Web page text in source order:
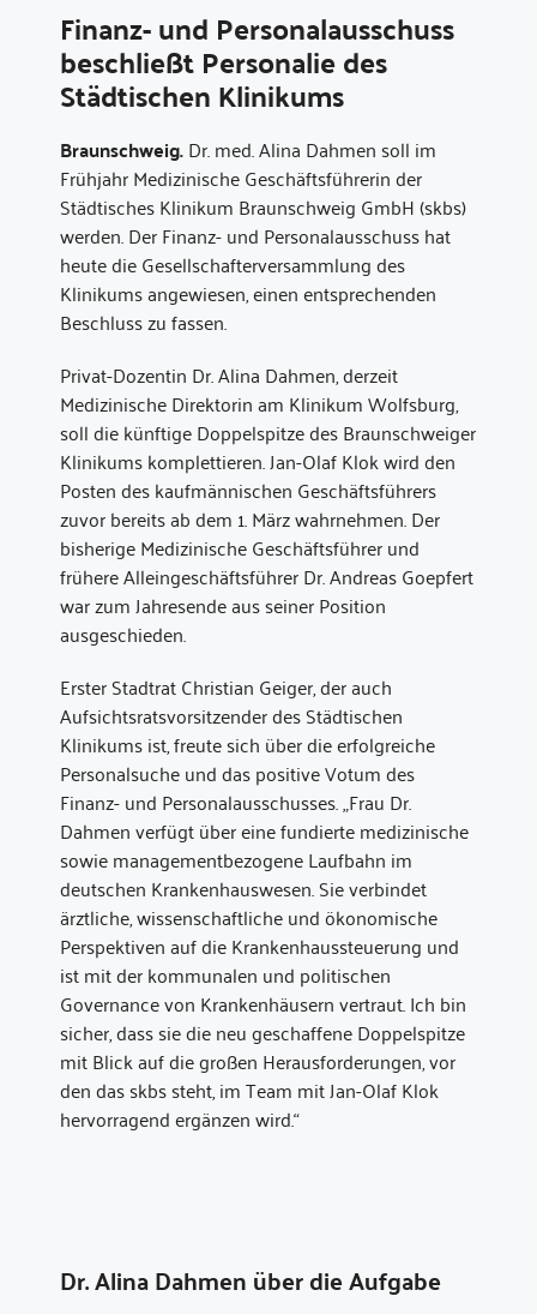
Finanz- und Personalausschuss
beschließt Personalie des
Städtischen Klinikums
Braunschweig.Dr. med. Alina Dahmen soll im
Frühjahr Medizinische Geschäftsführerin der
Städtisches Klinikum Braunschweig GmbH (skbs)
werden. Der Finanz- und Personalausschuss hat
heute die Gesellschafterversammlung des
Klinikums angewiesen, einen entsprechenden
Beschluss zu fassen.
Privat-Dozentin Dr. Alina Dahmen, derzeit
Medizinische Direktorin am Klinikum Wolfsburg,
soll die künftige Doppelspitze des Braunschweiger
Klinikums komplettieren. Jan-Olaf Klok wird den
Posten des kaufmännischen Geschäftsführers
zuvor bereits ab dem 1. März wahrnehmen. Der
bisherige Medizinische Geschäftsführer und
frühere Alleingeschäftsführer Dr. Andreas Goepfert
war zum Jahresende aus seiner Position
ausgeschieden.
Erster Stadtrat Christian Geiger, der auch
Aufsichtsratsvorsitzender des Städtischen
Klinikums ist, freute sich über die erfolgreiche
Personalsuche und das positive Votum des
Finanz- und Personalausschusses. „Frau Dr.
Dahmen verfügt über eine fundierte medizinische
sowie managementbezogene Laufbahn im
deutschen Krankenhauswesen. Sie verbindet
ärztliche, wissenschaftliche und ökonomische
Perspektiven auf die Krankenhaussteuerung und
ist mit der kommunalen und politischen
Governance von Krankenhäusern vertraut. Ich bin
sicher, dass sie die neu geschaffene Doppelspitze
mit Blick auf die großen Herausforderungen, vor
den das skbs steht, im Team mit Jan-Olaf Klok
hervorragend ergänzen wird.“
Dr. Alina Dahmen über die Aufgabe